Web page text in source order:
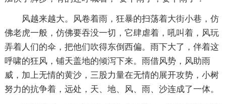
风越来越大。风卷着雨，狂暴的扫荡着大街小巷，仿
佛老虎一般，仿佛要吞没一切，它肆虐着，吼叫着，风玩
弄着人们的伞，把他们吹得东倒西偏。雨下大了，伴着这
呼啸的狂风，铺天盖地的倾泻下来。雨借风势，风助雨
威，加上无情的黄沙，三股力量在无情的展开攻势，小树
努力的抗争着，远处，天、地、风、雨、沙连成了一体。